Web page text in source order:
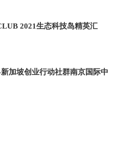
2021生态科技岛精英汇
加坡创业行动社群南京国际中